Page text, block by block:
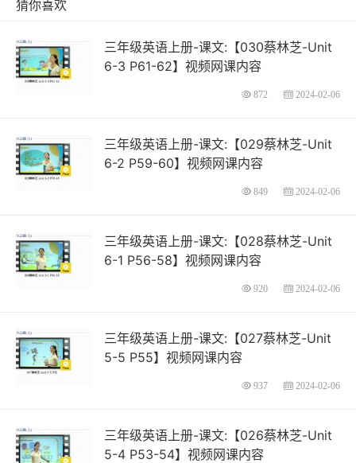
猜你喜欢
三年级英语上册-课文:【030蔡林芝-Unit
6-3 P61-62】视频网课内容
872 2024-02-06
三年级英语上册-课文:【029蔡林芝-Unit
6-2 P59-60】视频网课内容
849 2024-02-06
三年级英语上册-课文:【028蔡林芝-Unit
6-1 P56-58】视频网课内容
920 2024-02-06
三年级英语上册-课文:【027蔡林芝-Unit
5-5 P55】视频网课内容
937 2024-02-06
三年级英语上册-课文:【026蔡林芝-Unit
5-4 P53-54】视频网课内容